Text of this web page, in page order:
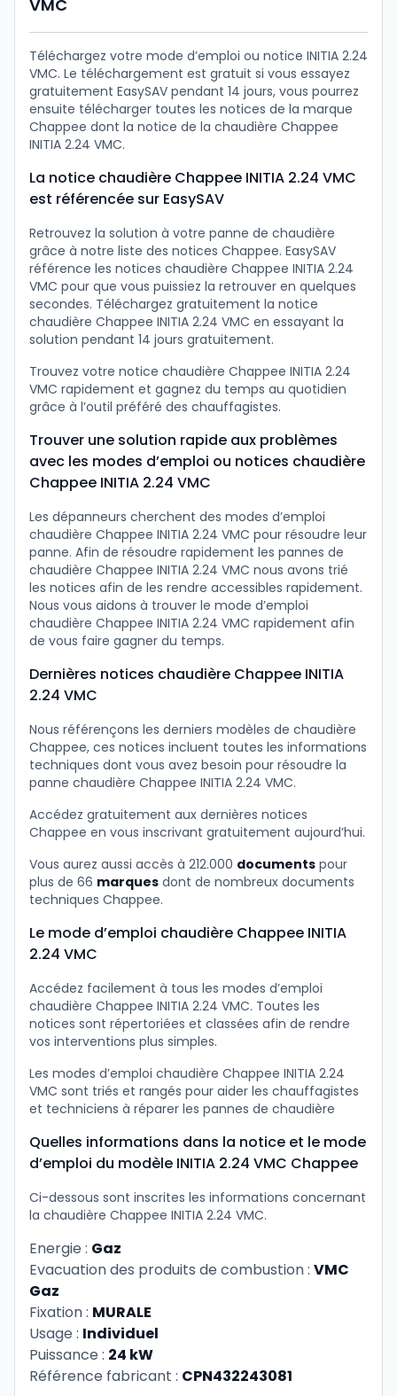
VMC
Téléchargez votre mode d’emploi ou notice INITIA 2.24
VMC. Le téléchargement est gratuit si vous essayez
gratuitement EasySAV pendant 14 jours, vous pourrez
ensuite télécharger toutes les notices de la marque
Chappee dont la notice de la chaudière Chappee
INITIA 2.24 VMC.
La notice chaudière Chappee INITIA 2.24 VMC
est référencée sur EasySAV
Retrouvez la solution à votre panne de chaudière
grâce à notre liste des notices Chappee. EasySAV
référence les notices chaudière Chappee INITIA 2.24
VMC pour que vous puissiez la retrouver en quelques
secondes. Téléchargez gratuitement la notice
chaudière Chappee INITIA 2.24 VMC en essayant la
solution pendant 14 jours gratuitement.
Trouvez votre notice chaudière Chappee INITIA 2.24
VMC rapidement et gagnez du temps au quotidien
grâce à l’outil préféré des chauffagistes.
Trouver une solution rapide aux problèmes
avec les modes d’emploi ou notices chaudière
Chappee INITIA 2.24 VMC
Les dépanneurs cherchent des modes d’emploi
chaudière Chappee INITIA 2.24 VMC pour résoudre leur
panne. Afin de résoudre rapidement les pannes de
chaudière Chappee INITIA 2.24 VMC nous avons trié
les notices afin de les rendre accessibles rapidement.
Nous vous aidons à trouver le mode d’emploi
chaudière Chappee INITIA 2.24 VMC rapidement afin
de vous faire gagner du temps.
Dernières notices chaudière Chappee INITIA
2.24 VMC
Nous référençons les derniers modèles de chaudière
Chappee, ces notices incluent toutes les informations
techniques dont vous avez besoin pour résoudre la
panne chaudière Chappee INITIA 2.24 VMC.
Accédez gratuitement aux dernières notices
Chappee en vous inscrivant gratuitement aujourd’hui.
Vous aurez aussi accès à 212.000 documents pour
plus de 66 marques dont de nombreux documents
techniques Chappee.
Le mode d’emploi chaudière Chappee INITIA
2.24 VMC
Accédez facilement à tous les modes d’emploi
chaudière Chappee INITIA 2.24 VMC. Toutes les
notices sont répertoriées et classées afin de rendre
vos interventions plus simples.
Les modes d’emploi chaudière Chappee INITIA 2.24
VMC sont triés et rangés pour aider les chauffagistes
et techniciens à réparer les pannes de chaudière
Quelles informations dans la notice et le mode
d’emploi du modèle INITIA 2.24 VMC Chappee
Ci-dessous sont inscrites les informations concernant
la chaudière Chappee INITIA 2.24 VMC.
Energie : Gaz
Evacuation des produits de combustion : VMC
Gaz
Fixation : MURALE
Usage : Individuel
Puissance : 24 kW
Référence fabricant : CPN432243081